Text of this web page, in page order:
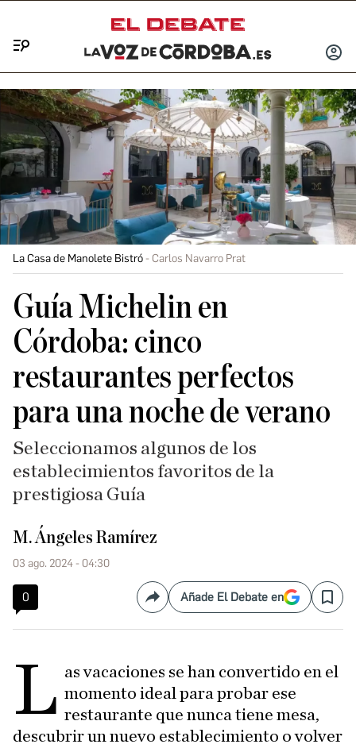
INICIAR
La Casa de Manolete Bistró Carlos Navarro Prat
Guía Michelin en
Córdoba: cinco
restaurantes perfectos
para una noche de verano
Seleccionamos algunos de los
establecimientos favoritos de la
prestigiosa Guía
M. Ángeles Ramírez
03 ago. 2024 - 04:30
0 CompartirAñade El Debate en Save
L as vacaciones se han convertido en el
momento ideal para probar ese
restaurante que nunca tiene mesa,
descubrir un nuevo establecimiento o volver